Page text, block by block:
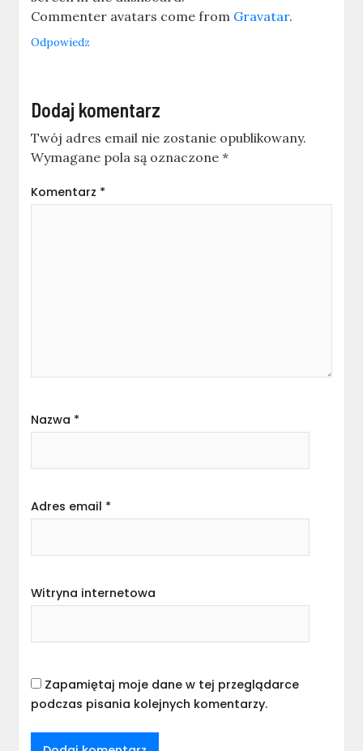
Commenter avatars come from Gravatar.
Odpowiedz
Dodaj komentarz
Twój adres email nie zostanie opublikowany.
Wymagane pola są oznaczone*
Komentarz *
Nazwa *
Adres email *
Witryna internetowa
Zapamiętaj moje dane w tej przeglądarce
podczas pisania kolejnych komentarzy.